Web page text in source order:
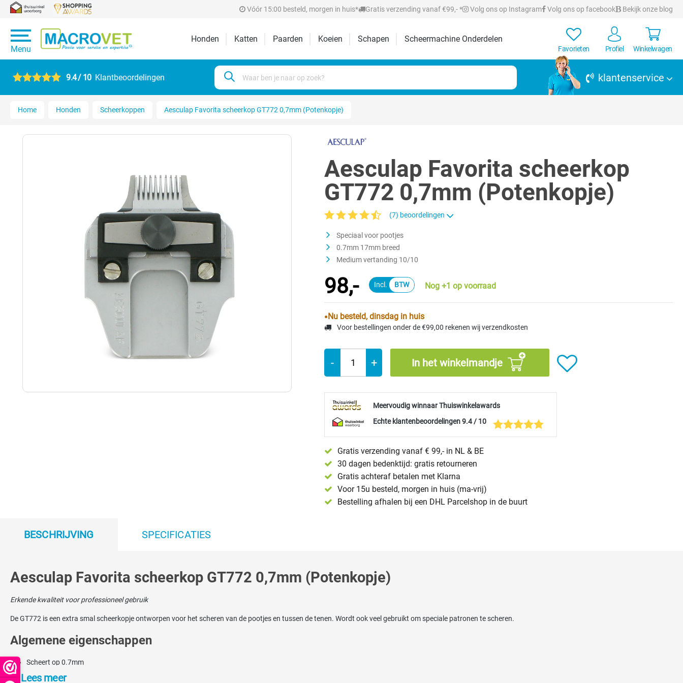
Vóór 15:00 besteld, morgen in huis* Gratis verzending vanaf €99,- * Volg ons op Instagram Volg ons op facebook Bekijk onze blog
Menu
Honden Katten Paarden Koeien Schapen Scheermachine Onderdelen
Favorieten Profiel Winkelwagen
9.4 / 10 Klantbeoordelingen klantenservice
Home Honden Scheerkoppen Aesculap Favorita scheerkop GT772 0,7mm (Potenkopje)
Aesculap Favorita scheerkop
GT772 0,7mm (Potenkopje)
(7) beoordelingen
Speciaal voor pootjes
0.7mm 17mm breed
Medium vertanding 10/10
98,- Nog +1 op voorraad
Nu besteld, dinsdag in huis
Voor bestellingen onder de €99,00 rekenen wij verzendkosten
- + In het winkelmandje
Meervoudig winnaar Thuiswinkelawards
Echte klantenbeoordelingen 9.4 / 10
Gratis verzending vanaf € 99,- in NL & BE
30 dagen bedenktijd: gratis retourneren
Gratis achteraf betalen met Klarna
Voor 15u besteld, morgen in huis (ma-vrij)
Bestelling afhalen bij een DHL Parcelshop in de buurt
BESCHRIJVING SPECIFICATIES
Aesculap Favorita scheerkop GT772 0,7mm (Potenkopje)
Erkende kwaliteit voor professioneel gebruik
De GT772 is een extra smal scheerkopje ontworpen voor het scheren van de pootjes en tussen de tenen. Wordt ook veel gebruikt om speciale patronen te scheren.
Algemene eigenschappen
Scheert op 0.7mm
Lees meer